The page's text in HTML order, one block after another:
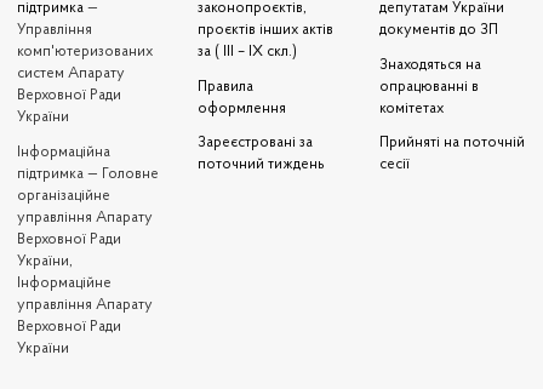
підтримка —
Управління
комп'ютеризованих
систем Апарату
Верховної Ради
України
Iнформаційна
підтримка — Головне
організаційне
управління Апарату
Верховної Ради
України,
Інформаційне
управління Апарату
Верховної Ради
України
законопроєктів,
проєктів інших актів
за ( III – IX скл.)
Правила
оформлення
Зареєстровані за
поточний тиждень
депутатам України
документів до ЗП
Знаходяться на
опрацюванні в
комітетах
Прийняті на поточній
сесії